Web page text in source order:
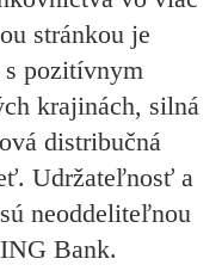
stránkou je
s pozitívnym
krajinách, silná
distribučná
Udržateľnosť a
neoddeliteľnou
Bank.